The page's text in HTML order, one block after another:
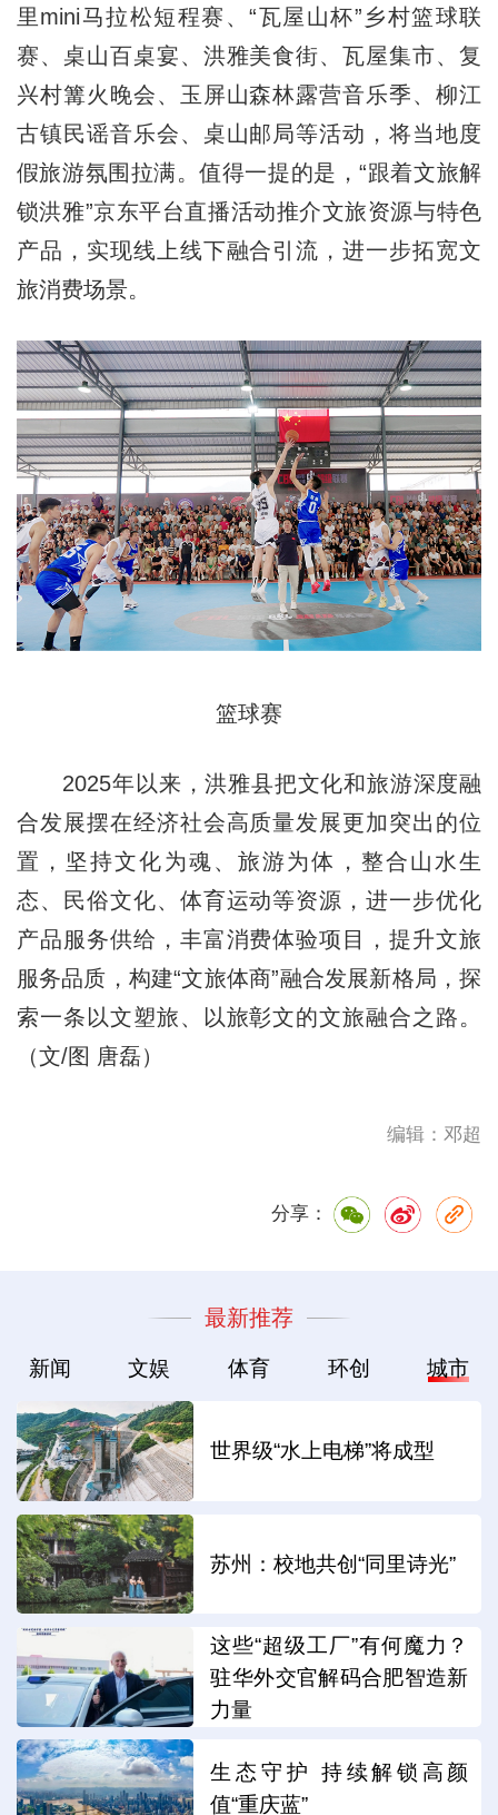
里mini马拉松短程赛、“瓦屋山杯”乡村篮球联
赛、桌山百桌宴、洪雅美食街、瓦屋集市、复
兴村篝火晚会、玉屏山森林露营音乐季、柳江
古镇民谣音乐会、桌山邮局等活动，将当地度
假旅游氛围拉满。值得一提的是，“跟着文旅解
锁洪雅”京东平台直播活动推介文旅资源与特色
产品，实现线上线下融合引流，进一步拓宽文
旅消费场景。
篮球赛
2025年以来，洪雅县把文化和旅游深度融
合发展摆在经济社会高质量发展更加突出的位
置，坚持文化为魂、旅游为体，整合山水生
态、民俗文化、体育运动等资源，进一步优化
产品服务供给，丰富消费体验项目，提升文旅
服务品质，构建“文旅体商”融合发展新格局，探
索一条以文塑旅、以旅彰文的文旅融合之路。
（文/图 唐磊）
编辑：邓超
分享：
最新推荐
新闻 文娱 体育 环创 城市
世界级“水上电梯”将成型
苏州：校地共创“同里诗光”
这些“超级工厂”有何魔力？
驻华外交官解码合肥智造新
力量
生态守护 持续解锁高颜
值“重庆蓝”